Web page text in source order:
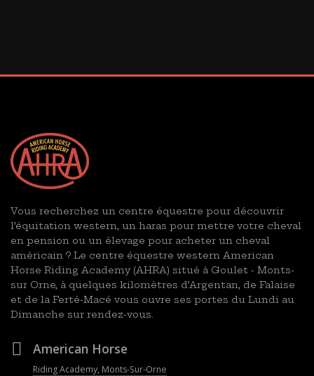
Vous recherchez un centre équestre pour découvrir
l’équitation western, un haras pour mettre votre cheval
en pension ou un élevage pour acheter un cheval
américain ? Le centre équestre western American
Horse Riding Academy (AHRA) situé à Goulet - Monts-
sur Orne, à quelques kilomètres d’Argentan, de Falaise
et de la Ferté-Macé vous ouvre ses portes du Lundi au
Dimanche sur rendez-vous.
American Horse
Riding Academy, Monts-Sur-Orne